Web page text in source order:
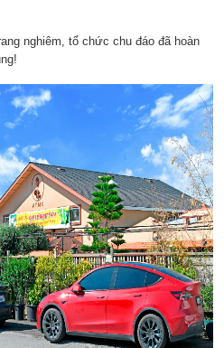
nghiêm, tổ chức chu đáo đã hoàn